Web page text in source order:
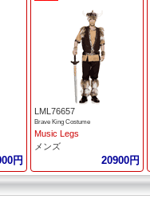
円
LML76657
Brave King Costume
Music Legs
メンズ
20900円